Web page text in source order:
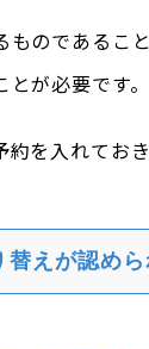
ものであるこ
が必要です。
を入れておき
替えが認め